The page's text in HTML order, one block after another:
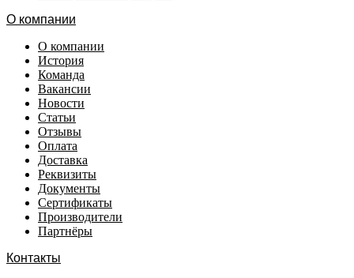
О компании
О компании
История
Команда
Вакансии
Новости
Статьи
Отзывы
Оплата
Доставка
Реквизиты
Документы
Сертификаты
Производители
Партнёры
Контакты